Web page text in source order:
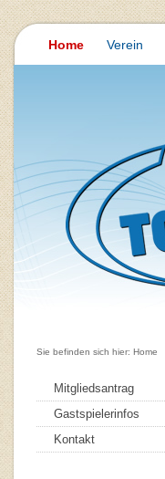
Home Verein
Sie befinden sich hier: Home
Mitgliedsantrag
Gastspielerinfos
Kontakt